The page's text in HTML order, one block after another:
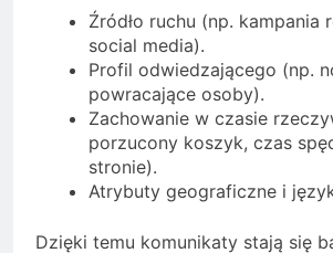
Źródło ruchu (np. kampania
social media).
Profil odwiedzającego (np.
powracające osoby).
Zachowanie w czasie
porzucony koszyk, czas
stronie).
Atrybuty geograficzne i
Dzięki temu komunikaty stają się